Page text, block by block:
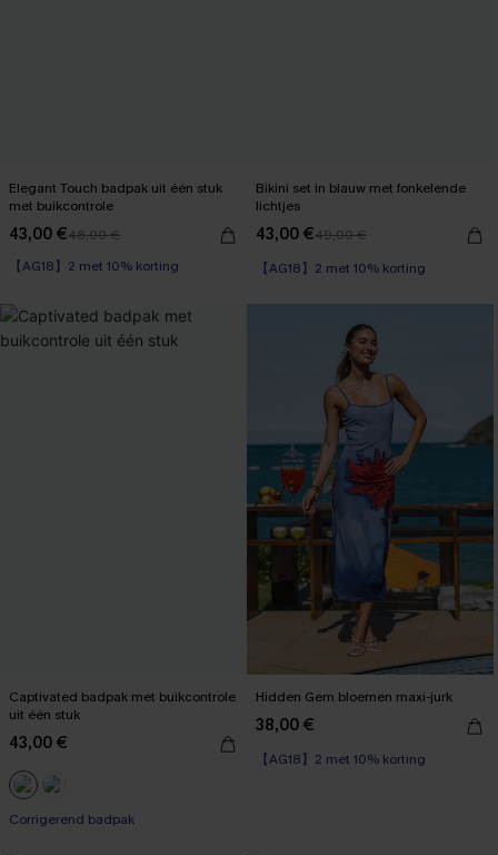
Elegant Touch badpak uit één stuk
met buikcontrole
43,00 €48,00 €
【AG18】2 met 10% korting
Corrigerend badpak
Bikini set in blauw met fonkelende
lichtjes
43,00 €49,00 €
【AG18】2 met 10% korting
Captivated badpak met buikcontrole
uit één stuk
43,00 €
Corrigerend badpak
Hidden Gem bloemen maxi-jurk
38,00 €
【AG18】2 met 10% korting